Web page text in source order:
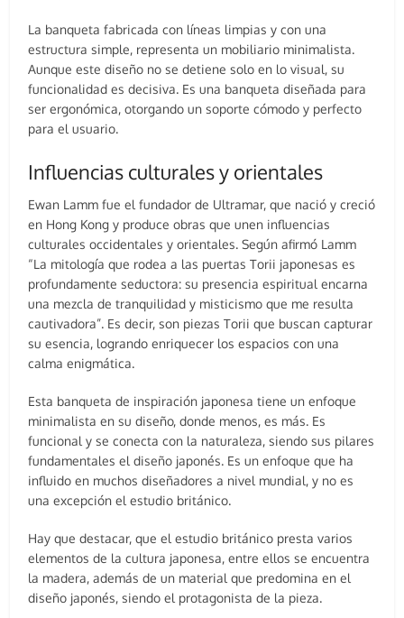
La banqueta fabricada con líneas limpias y con una
estructura simple, representa un mobiliario minimalista.
Aunque este diseño no se detiene solo en lo visual, su
funcionalidad es decisiva. Es una banqueta diseñada para
ser ergonómica, otorgando un soporte cómodo y perfecto
para el usuario.
Influencias culturales y orientales
Ewan Lamm fue el fundador de Ultramar, que nació y creció
en Hong Kong y produce obras que unen influencias
culturales occidentales y orientales. Según afirmó Lamm
“La mitología que rodea a las puertas Torii japonesas es
profundamente seductora: su presencia espiritual encarna
una mezcla de tranquilidad y misticismo que me resulta
cautivadora”. Es decir, son piezas Torii que buscan capturar
su esencia, logrando enriquecer los espacios con una
calma enigmática.
Esta banqueta de inspiración japonesa tiene un enfoque
minimalista en su diseño, donde menos, es más. Es
funcional y se conecta con la naturaleza, siendo sus pilares
fundamentales el diseño japonés. Es un enfoque que ha
influido en muchos diseñadores a nivel mundial, y no es
una excepción el estudio británico.
Hay que destacar, que el estudio británico presta varios
elementos de la cultura japonesa, entre ellos se encuentra
la madera, además de un material que predomina en el
diseño japonés, siendo el protagonista de la pieza.